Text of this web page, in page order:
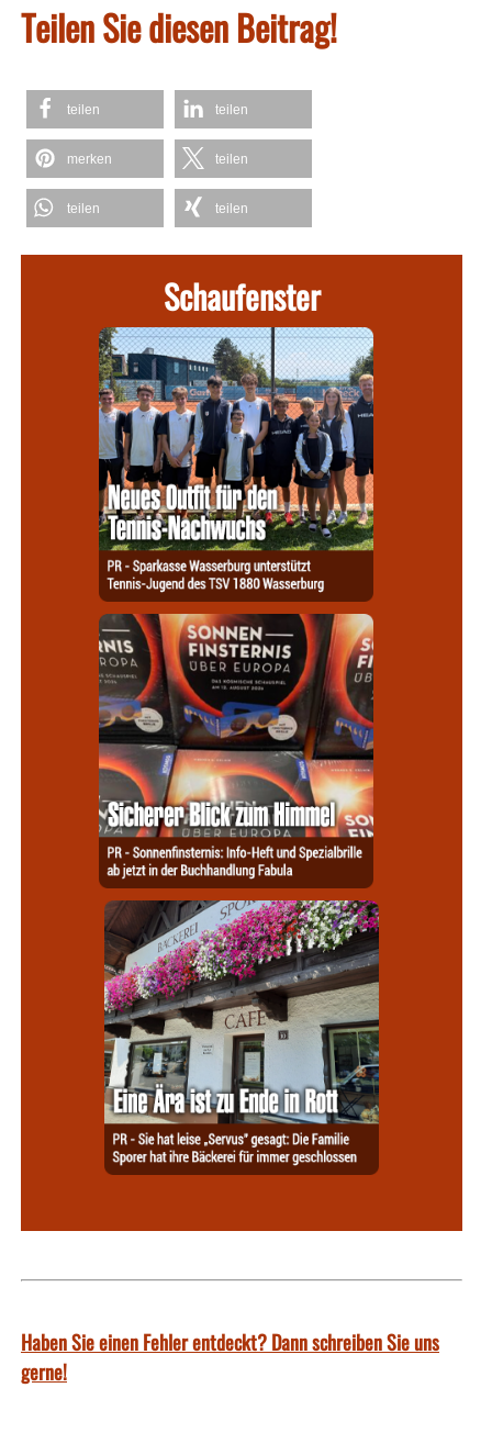
Teilen Sie diesen Beitrag!
teilen teilen
merken teilen
teilen teilen
Schaufenster
Haben Sie einen Fehler entdeckt? Dann schreiben Sie uns
gerne!